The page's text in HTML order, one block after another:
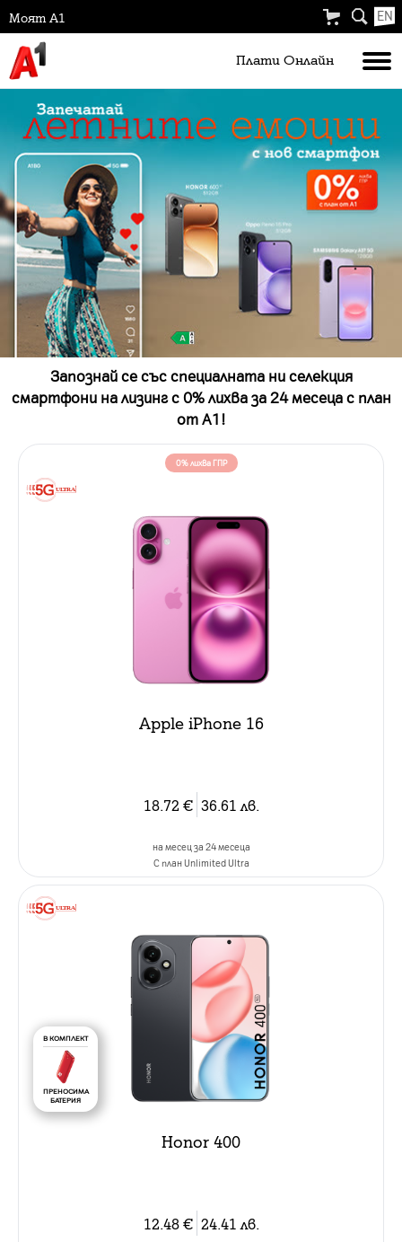
Моят А1 EN
Плати Oнлайн
Запознай се със специалната ни селекция
смартфони на лизинг с 0% лихва за 24 месеца с план
от А1!
0% лихва ГПР
Apple iPhone 16
18.72 € 36.61 лв.
на месец за 24 месеца
C план Unlimited Ultra
В КОМПЛЕКТ
ПРЕНОСИМА
БАТЕРИЯ
Honor 400
12.48 € 24.41 лв.